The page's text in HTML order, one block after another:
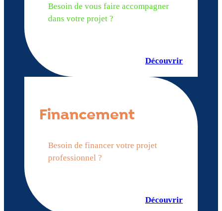
Besoin de vous faire accompagner
dans votre projet ?
Découvrir
Financement
Besoin de financer votre projet
professionnel ?
Découvrir